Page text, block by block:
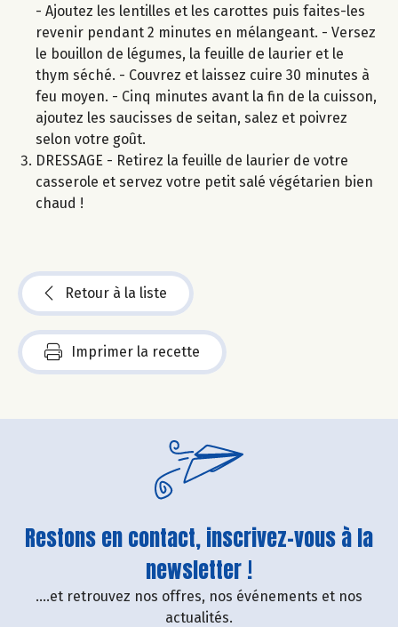
- Ajoutez les lentilles et les carottes puis faites-les
revenir pendant 2 minutes en mélangeant. - Versez
le bouillon de légumes, la feuille de laurier et le
thym séché. - Couvrez et laissez cuire 30 minutes à
feu moyen. - Cinq minutes avant la fin de la cuisson,
ajoutez les saucisses de seitan, salez et poivrez
selon votre goût.
DRESSAGE - Retirez la feuille de laurier de votre
casserole et servez votre petit salé végétarien bien
chaud !
Retour à la liste
Imprimer la recette
Restons en contact, inscrivez-vous à la
newsletter !
....et retrouvez nos offres, nos événements et nos
actualités.